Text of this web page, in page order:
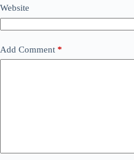
Website
Add Comment *